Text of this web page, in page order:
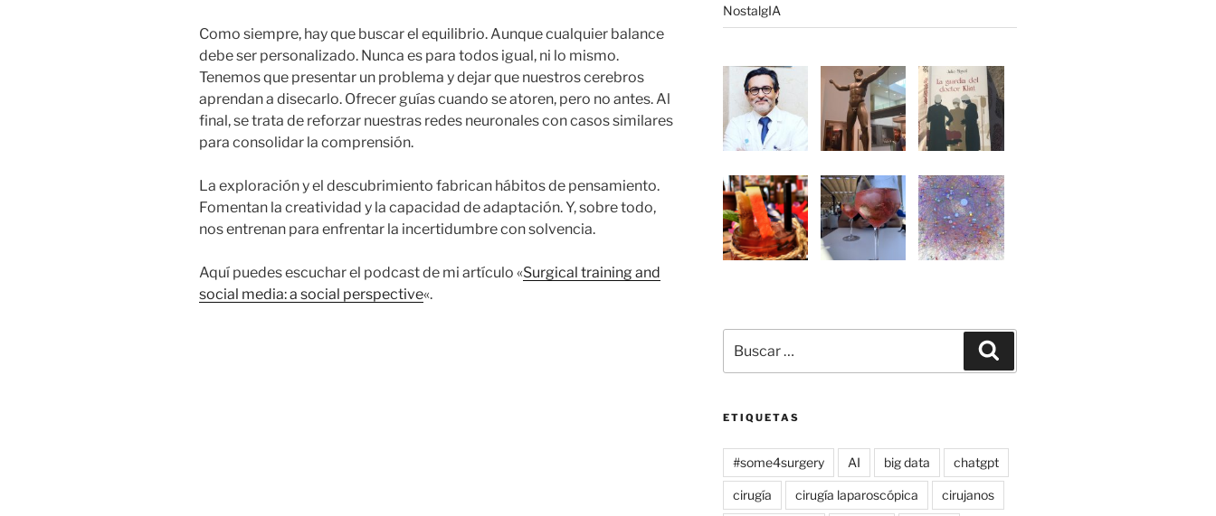
Como siempre, hay que buscar el equilibrio. Aunque cualquier balance
debe ser personalizado. Nunca es para todos igual, ni lo mismo.
Tenemos que presentar un problema y dejar que nuestros cerebros
aprendan a disecarlo. Ofrecer guías cuando se atoren, pero no antes. Al
final, se trata de reforzar nuestras redes neuronales con casos similares
para consolidar la comprensión.
La exploración y el descubrimiento fabrican hábitos de pensamiento.
Fomentan la creatividad y la capacidad de adaptación. Y, sobre todo,
nos entrenan para enfrentar la incertidumbre con solvencia.
Aquí puedes escuchar el podcast de mi artículo «Surgical training and
social media: a social perspective«.
NostalgIA
por:
ETIQUETAS
#some4surgery AI big data chatgpt
cirugía cirugía laparoscópica cirujanos